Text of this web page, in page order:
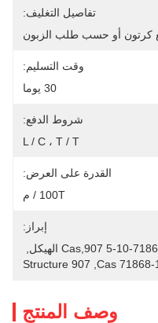
تفاصيل التغليف:
وقت التسليم:
30 يوما
شروط الدفع:
L / C ، T / T
القدرة على العرض:
100T / م
إبراز:
907 Structure
وصف المنتج